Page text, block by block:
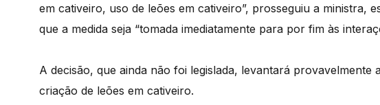
em cativeiro, uso de leões em cativeiro”, prosseguiu a ministra,
que a medida seja “tomada imediatamente para por fim às
A decisão, que ainda não foi legislada, levantará provavelmente
criação de leões em cativeiro.